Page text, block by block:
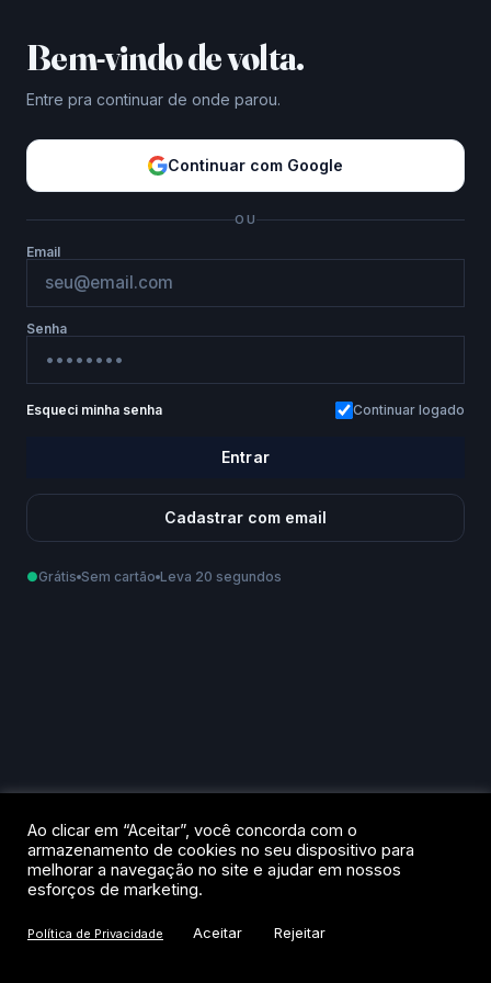
Bem-vindo de volta.
Entre pra continuar de onde parou.
Continuar com Google
OU
Email
Senha
Esqueci minha senha Continuar logado
Entrar
Cadastrar com email
Como podemos te chamar?
Privacidade.
Criar conta
●Grátis Sem cartão Leva 20 segundos
Ao clicar em “Aceitar”, você concorda com o
armazenamento de cookies no seu dispositivo para
melhorar a navegação no site e ajudar em nossos
esforços de marketing.
Política de Privacidade Aceitar Rejeitar